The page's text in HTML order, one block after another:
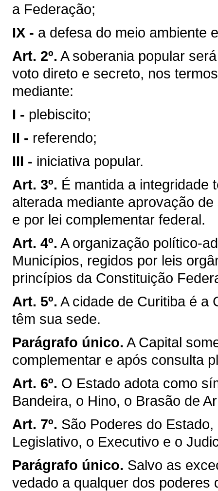
a Federação;
IX - a defesa do meio ambiente
Art. 2º. A soberania popular
voto direto e secreto, nos
mediante:
I - plebiscito;
II - referendo;
III - iniciativa popular.
Art. 3º. É mantida a integridade
alterada mediante aprovação
e por lei complementar federal.
Art. 4º. A organização político-
Municípios, regidos por leis
princípios da Constituição
Art. 5º. A cidade de Curitiba é a
têm sua sede.
Parágrafo único. A Capital
complementar e após consulta
Art. 6º. O Estado adota como
Bandeira, o Hino, o Brasão de
Art. 7º. São Poderes do
Legislativo, o Executivo e o
Parágrafo único. Salvo as
vedado a qualquer dos poderes